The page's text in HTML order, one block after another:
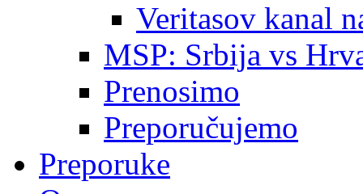
Veritasov kanal
MSP: Srbija vs
Prenosimo
Preporučujemo
Preporuke